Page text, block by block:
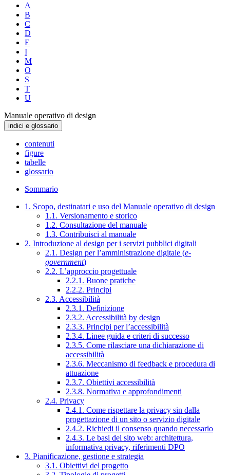
A
B
C
D
E
I
M
O
S
T
U
Manuale operativo di design
indici e glossario
contenuti
figure
tabelle
glossario
Sommario
1. Scopo, destinatari e uso del Manuale operativo di design
1.1. Versionamento e storico
1.2. Consultazione del manuale
1.3. Contribuisci al manuale
2. Introduzione al design per i servizi pubblici digitali
2.1. Design per l’amministrazione digitale (e-
government)
2.2. L’approccio progettuale
2.2.1. Buone pratiche
2.2.2. Principi
2.3. Accessibilità
2.3.1. Definizione
2.3.2. Accessibilità by design
2.3.3. Principi per l’accessibilità
2.3.4. Linee guida e criteri di successo
2.3.5. Come rilasciare una dichiarazione di
accessibilità
2.3.6. Meccanismo di feedback e procedura di
attuazione
2.3.7. Obiettivi accessibilità
2.3.8. Normativa e approfondimenti
2.4. Privacy
2.4.1. Come rispettare la privacy sin dalla
progettazione di un sito o servizio digitale
2.4.2. Richiedi il consenso quando necessario
2.4.3. Le basi del sito web: architettura,
informativa privacy, riferimenti DPO
3. Pianificazione, gestione e strategia
3.1. Obiettivi del progetto